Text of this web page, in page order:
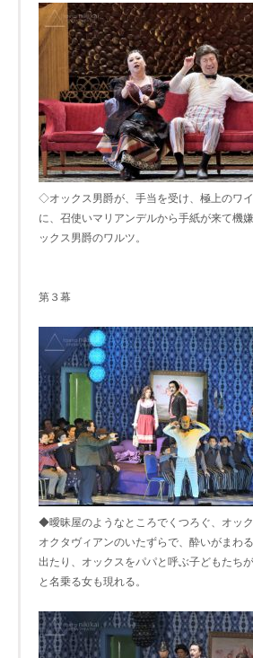
◇オックス男爵が、手当を受け、極上のワ
に、召使いマリアンデルから手紙が来て機
ックス男爵のワルツ。
第３幕
◆曖昧屋のようなところでくつろぐ、オック
オクタヴィアンのいたずらで、酔いがまわ
出たり、オックスをパパと呼ぶ子どもたち
と名乗る女も現れる。